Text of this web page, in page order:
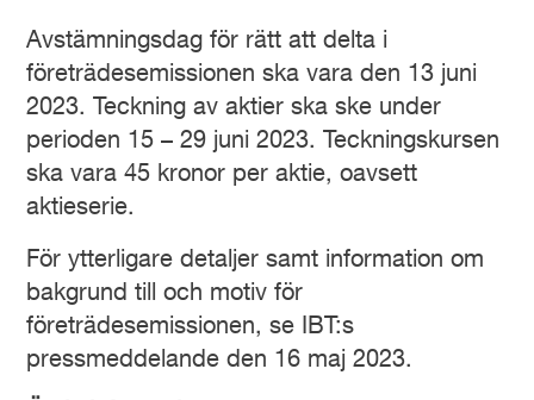
Avstämningsdag för rätt att delta i
företrädesemissionen ska vara den 13 juni
2023. Teckning av aktier ska ske under
perioden 15 – 29 juni 2023. Teckningskursen
ska vara 45 kronor per aktie, oavsett
aktieserie.
För ytterligare detaljer samt information om
bakgrund till och motiv för
företrädesemissionen, se IBT:s
pressmeddelande den 16 maj 2023.